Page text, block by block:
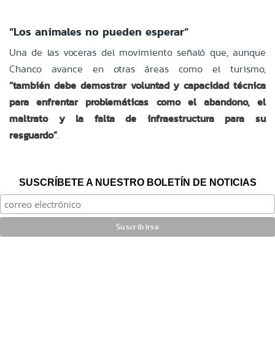
“Los animales no pueden esperar”
Una de las voceras del movimiento señaló que, aunque
Chanco avance en otras áreas como el turismo,
“también debe demostrar voluntad y capacidad técnica
para enfrentar problemáticas como el abandono, el
maltrato y la falta de infraestructura para su
resguardo”.
SUSCRÍBETE A NUESTRO BOLETÍN DE NOTICIAS